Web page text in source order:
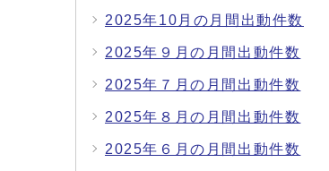
2025年10月の月間出動件数
2025年９月の月間出動件数
2025年７月の月間出動件数
2025年８月の月間出動件数
2025年６月の月間出動件数